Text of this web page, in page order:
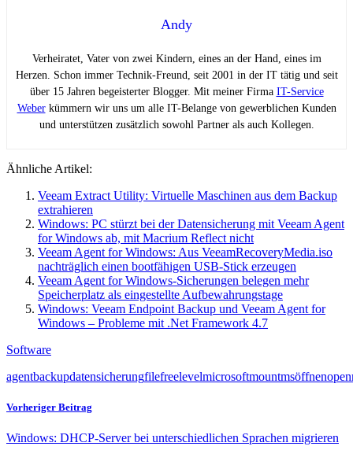
Andy
Verheiratet, Vater von zwei Kindern, eines an der Hand, eines im
Herzen. Schon immer Technik-Freund, seit 2001 in der IT tätig und seit
über 15 Jahren begeisterter Blogger. Mit meiner Firma IT-Service
Weberkümmern wir uns um alle IT-Belange von gewerblichen Kunden
und unterstützen zusätzlich sowohl Partner als auch Kollegen.
Ähnliche Artikel:
Veeam Extract Utility: Virtuelle Maschinen aus dem Backup
extrahieren
Windows: PC stürzt bei der Datensicherung mit Veeam Agent
for Windows ab, mit Macrium Reflect nicht
Veeam Agent for Windows: Aus VeeamRecoveryMedia.iso
nachträglich einen bootfähigen USB-Stick erzeugen
Veeam Agent for Windows-Sicherungen belegen mehr
Speicherplatz als eingestellte Aufbewahrungstage
Windows: Veeam Endpoint Backup und Veeam Agent for
Windows – Probleme mit .Net Framework 4.7
Software
agentbackupdatensicherungfilefreelevelmicrosoftmountmsöffnenopen
Vorheriger Beitrag
Windows: DHCP-Server bei unterschiedlichen Sprachen migrieren